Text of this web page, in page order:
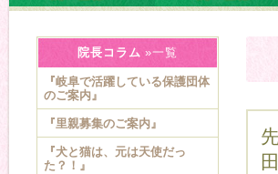
院長コラム »一覧
『岐阜で活躍している保護団体
のご案内』
『里親募集のご案内』
『犬と猫は、元は天使だっ
た？！』